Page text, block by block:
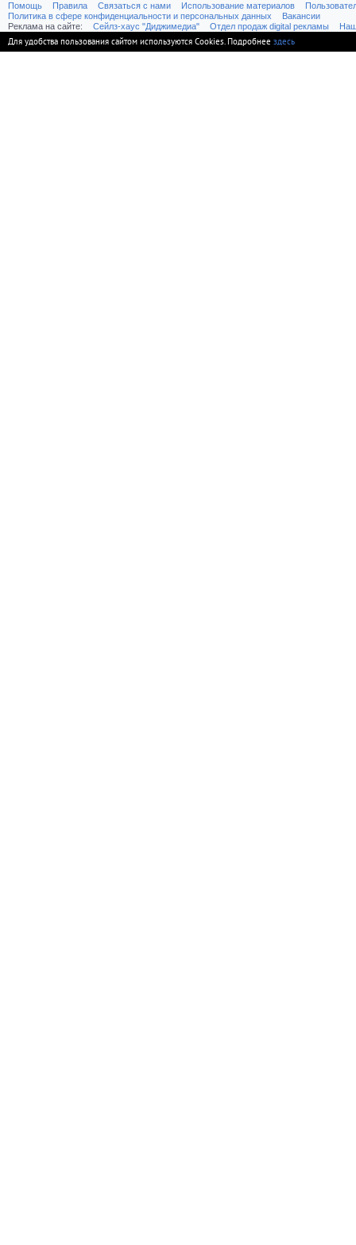
Помощь
Правила Связаться с нами Использование материалов
Политика в сфере конфиденциальности и персональных данных
Вакансии
Реклама на сайте:
Cейлз-хаус "Диджимедиа" Отдел продаж digital рекламы
Для удобства пользования сайтом используются Cookies. Подробнее здесь